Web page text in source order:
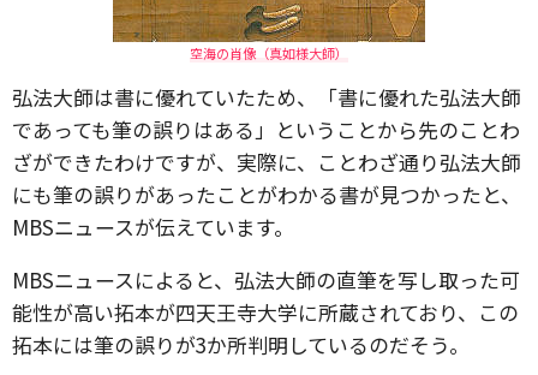
空海の肖像（真如様大師）
弘法大師は書に優れていたため、「書に優れた弘法大師
であっても筆の誤りはある」ということから先のことわ
ざができたわけですが、実際に、ことわざ通り弘法大師
にも筆の誤りがあったことがわかる書が見つかったと、
MBSニュースが伝えています。
MBSニュースによると、弘法大師の直筆を写し取った可
能性が高い拓本が四天王寺大学に所蔵されており、この
拓本には筆の誤りが3か所判明しているのだそう。